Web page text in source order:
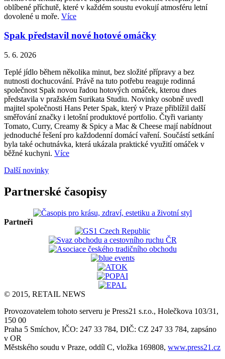
oblíbené příchutě, které v každém soustu evokují atmosféru letní
dovolené u moře. Více
Spak představil nové hotové omáčky
5. 6. 2026
Teplé jídlo během několika minut, bez složité přípravy a bez
nutnosti dochucování. Právě na tuto potřebu reaguje rodinná
společnost Spak novou řadou hotových omáček, kterou dnes
představila v pražském Surikata Studiu. Novinky osobně uvedl
majitel společnosti Hans Peter Spak, který v Praze přiblížil další
směřování značky i letošní produktové portfolio. Čtyři varianty
Tomato, Curry, Creamy & Spicy a Mac & Cheese mají nabídnout
jednoduché řešení pro každodenní domácí vaření. Součástí setkání
byla také ochutnávka, která ukázala praktické využití omáček v
běžné kuchyni. Více
Další novinky
Partnerské časopisy
Partneři
© 2015, RETAIL NEWS
Provozovatelem tohoto serveru je Press21 s.r.o., Holečkova 103/31,
150 00
Praha 5 Smíchov, IČO: 247 33 784, DIČ: CZ 247 33 784, zapsáno
v OR
Městského soudu v Praze, oddíl C, vložka 169808, www.press21.cz